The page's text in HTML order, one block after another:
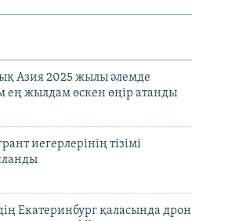
Азия 2025 жылы әлемде
ең жылдам өскен өңір атанды
иегерлерінің тізімі
Екатеринбург қаласында дрон